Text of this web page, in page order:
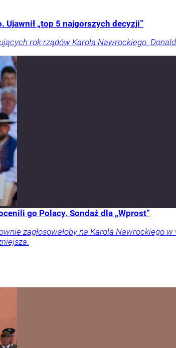
„top 5 najgorszych decyzji”
rok rządów Karola Nawrockiego.
go Polacy. Sondaż dla „Wprost”
zagłosowałoby na Karola Nawrockiego